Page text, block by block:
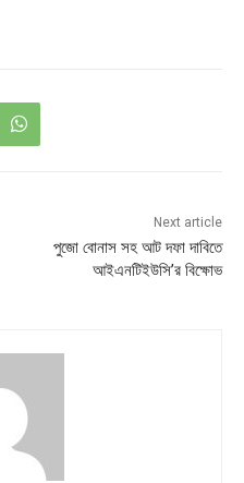
Next article
পুজো বোনাস সহ আট দফা দাবিতে
আইএনটিইউসি’র বিক্ষোভ